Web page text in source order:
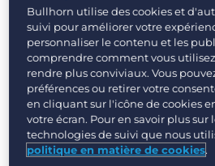
Planifier une démo
More on the Blog
Recrutement Tech
ce que le
Qu'est-ce que le
pourquoi est-ce
monde du recrutement ?
Bullhorn utilise des cookies et
suivi pour améliorer votre
personnaliser le contenu et les
comprendre comment vous
rendre plus conviviaux. Vous
préférences ou retirer votre
en cliquant sur l'icône de cookies
votre écran. Pour en savoir plus sur
technologies de suivi que nous
politique en matière de cookies.